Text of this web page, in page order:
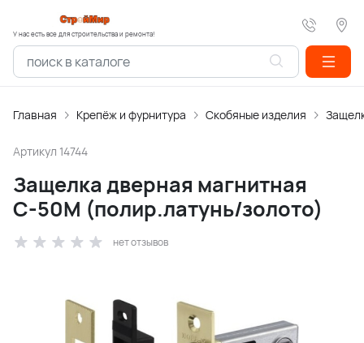
У нас есть все для строительства и ремонта!
Главная Крепёж и фурнитура Скобяные изделия
Артикул 14744
Защелка дверная магнитная
С-50М (полир.латунь/золото)
нет отзывов